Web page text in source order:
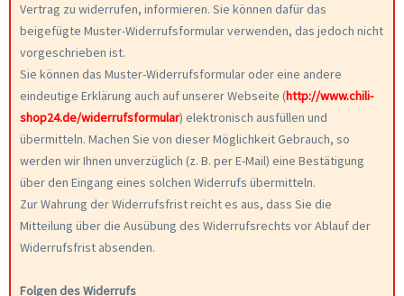
Vertrag zu widerrufen, informieren. Sie können dafür das
beigefügte Muster-Widerrufsformular verwenden, das jedoch nicht
vorgeschrieben ist.
Sie können das Muster-Widerrufsformular oder eine andere
eindeutige Erklärung auch auf unserer Webseite (http://www.chili-
shop24.de/widerrufsformular) elektronisch ausfüllen und
übermitteln. Machen Sie von dieser Möglichkeit Gebrauch, so
werden wir Ihnen unverzüglich (z. B. per E-Mail) eine Bestätigung
über den Eingang eines solchen Widerrufs übermitteln.
Zur Wahrung der Widerrufsfrist reicht es aus, dass Sie die
Mitteilung über die Ausübung des Widerrufsrechts vor Ablauf der
Widerrufsfrist absenden.
Folgen des Widerrufs